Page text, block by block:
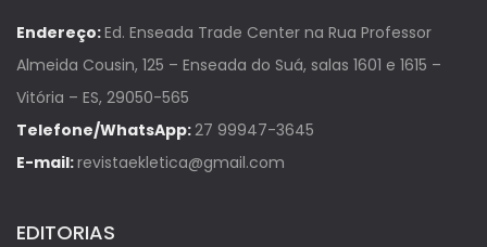
Endereço:Ed. Enseada Trade Center na Rua Professor
Almeida Cousin, 125 – Enseada do Suá, salas 1601 e 1615 –
Vitória – ES, 29050-565
Telefone/WhatsApp:27 99947-3645
E-mail:revistaekletica@gmail.com
EDITORIAS